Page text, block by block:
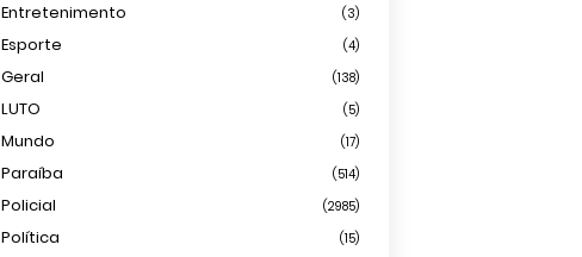
Entretenimento (3)
Esporte (4)
Geral (138)
LUTO (5)
Mundo (17)
Paraíba (514)
Policial (2985)
Política (15)